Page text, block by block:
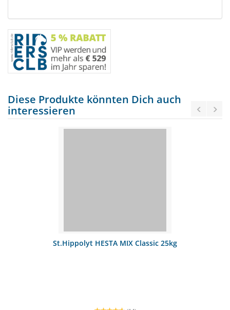
Diese Produkte könnten Dich auch
interessieren
St.Hippolyt HESTA MIX Classic 25kg